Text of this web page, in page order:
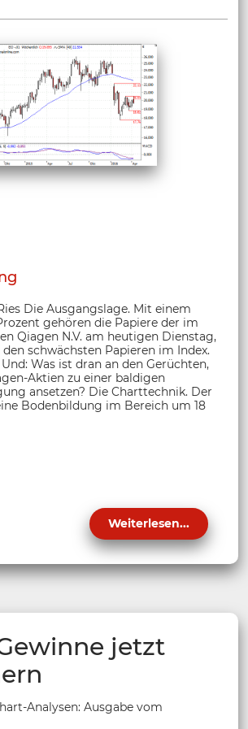
Die Ausgangslage. Mit einem
gehören die Papiere der im
Qiagen N.V. am heutigen Dienstag,
den schwächsten Papieren im Index.
Was ist dran an den Gerüchten,
Aktien zu einer baldigen
ansetzen? Die Charttechnik. Der
Bodenbildung im Bereich um 18
Weiterlesen...
jetzt
Analysen: Ausgabe vom